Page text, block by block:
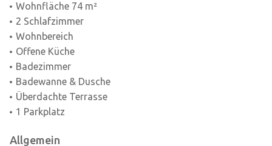
Wohnfläche 74 m²
2 Schlafzimmer
Wohnbereich
Offene Küche
Badezimmer
Badewanne & Dusche
Überdachte Terrasse
1 Parkplatz
Allgemein